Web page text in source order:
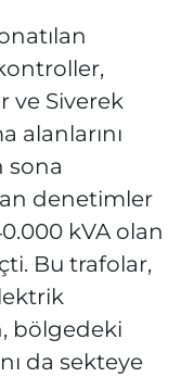
ve Siverek
alanlarını
sona
denetimler
kVA olan
Bu trafolar,
bölgedeki
da sekteye